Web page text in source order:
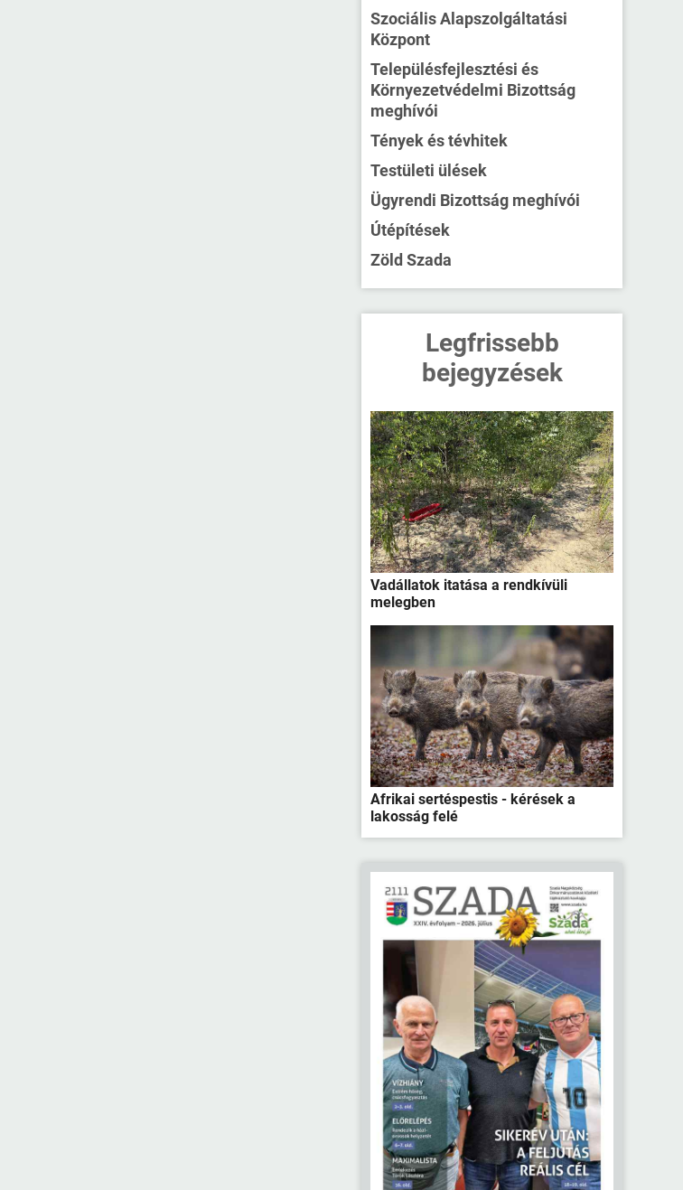
Szociális Alapszolgáltatási
Központ
Településfejlesztési és
Környezetvédelmi Bizottság
meghívói
Tények és tévhitek
Testületi ülések
Ügyrendi Bizottság meghívói
Útépítések
Zöld Szada
Legfrissebb
bejegyzések
Vadállatok itatása a rendkívüli
melegben
Afrikai sertéspestis - kérések a
lakosság felé